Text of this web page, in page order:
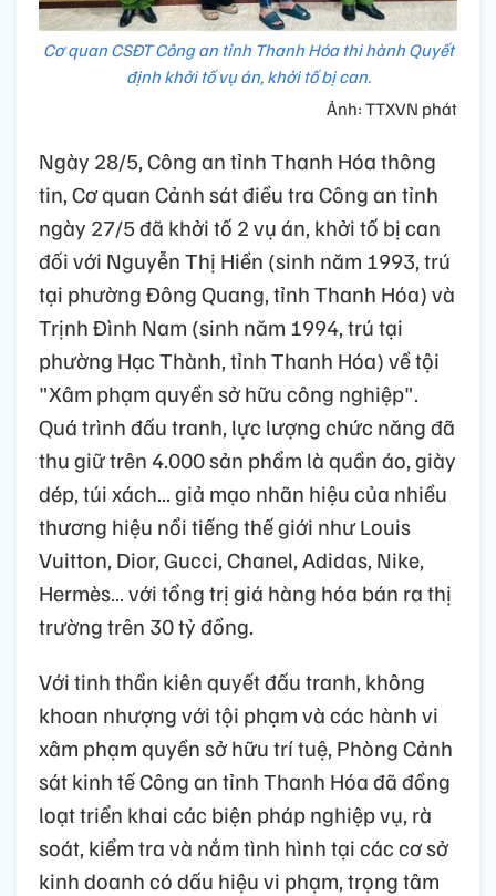
Cơ quan CSĐT Công an tỉnh Thanh Hóa thi hành Quyết
định khởi tố vụ án, khởi tố bị can.
Ảnh: TTXVN phát
Ngày 28/5, Công an tỉnh Thanh Hóa thông
tin, Cơ quan Cảnh sát điều tra Công an tỉnh
ngày 27/5 đã khởi tố 2 vụ án, khởi tố bị can
đối với Nguyễn Thị Hiền (sinh năm 1993, trú
tại phường Đông Quang, tỉnh Thanh Hóa) và
Trịnh Đình Nam (sinh năm 1994, trú tại
phường Hạc Thành, tỉnh Thanh Hóa) về tội
"Xâm phạm quyền sở hữu công nghiệp".
Quá trình đấu tranh, lực lượng chức năng đã
thu giữ trên 4.000 sản phẩm là quần áo, giày
dép, túi xách... giả mạo nhãn hiệu của nhiều
thương hiệu nổi tiếng thế giới như Louis
Vuitton, Dior, Gucci, Chanel, Adidas, Nike,
Hermès… với tổng trị giá hàng hóa bán ra thị
trường trên 30 tỷ đồng.
Với tinh thần kiên quyết đấu tranh, không
khoan nhượng với tội phạm và các hành vi
xâm phạm quyền sở hữu trí tuệ, Phòng Cảnh
sát kinh tế Công an tỉnh Thanh Hóa đã đồng
loạt triển khai các biện pháp nghiệp vụ, rà
soát, kiểm tra và nắm tình hình tại các cơ sở
kinh doanh có dấu hiệu vi phạm, trọng tâm